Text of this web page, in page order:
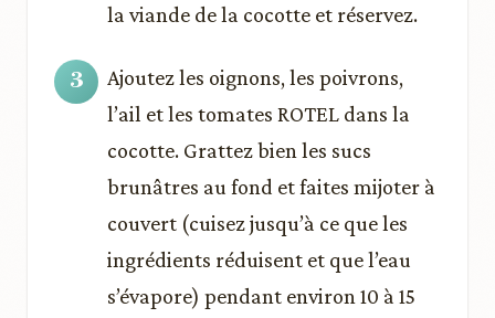
la viande de la cocotte et réservez.
Ajoutez les oignons, les poivrons,
l’ail et les tomates ROTEL dans la
cocotte. Grattez bien les sucs
brunâtres au fond et faites mijoter à
couvert (cuisez jusqu’à ce que les
ingrédients réduisent et que l’eau
s’évapore) pendant environ 10 à 15